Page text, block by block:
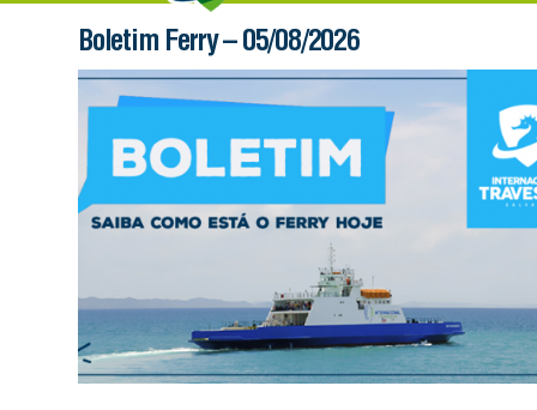
Boletim Ferry – 05/08/2026